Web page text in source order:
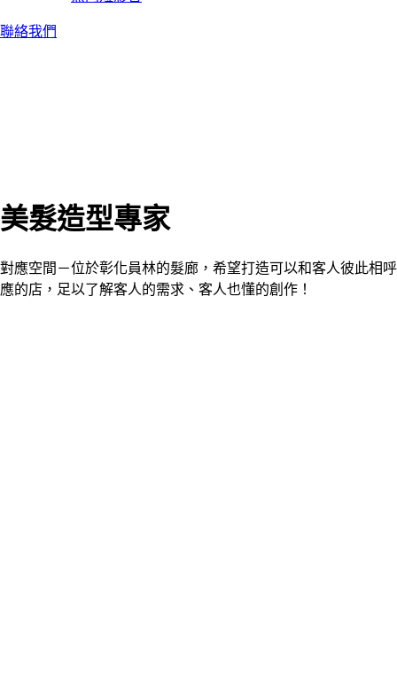
聯絡我們
美髮造型專家
對應空間－位於彰化員林的髮廊，希望打造可以和客人彼此相呼
應的店，足以了解客人的需求、客人也懂的創作！